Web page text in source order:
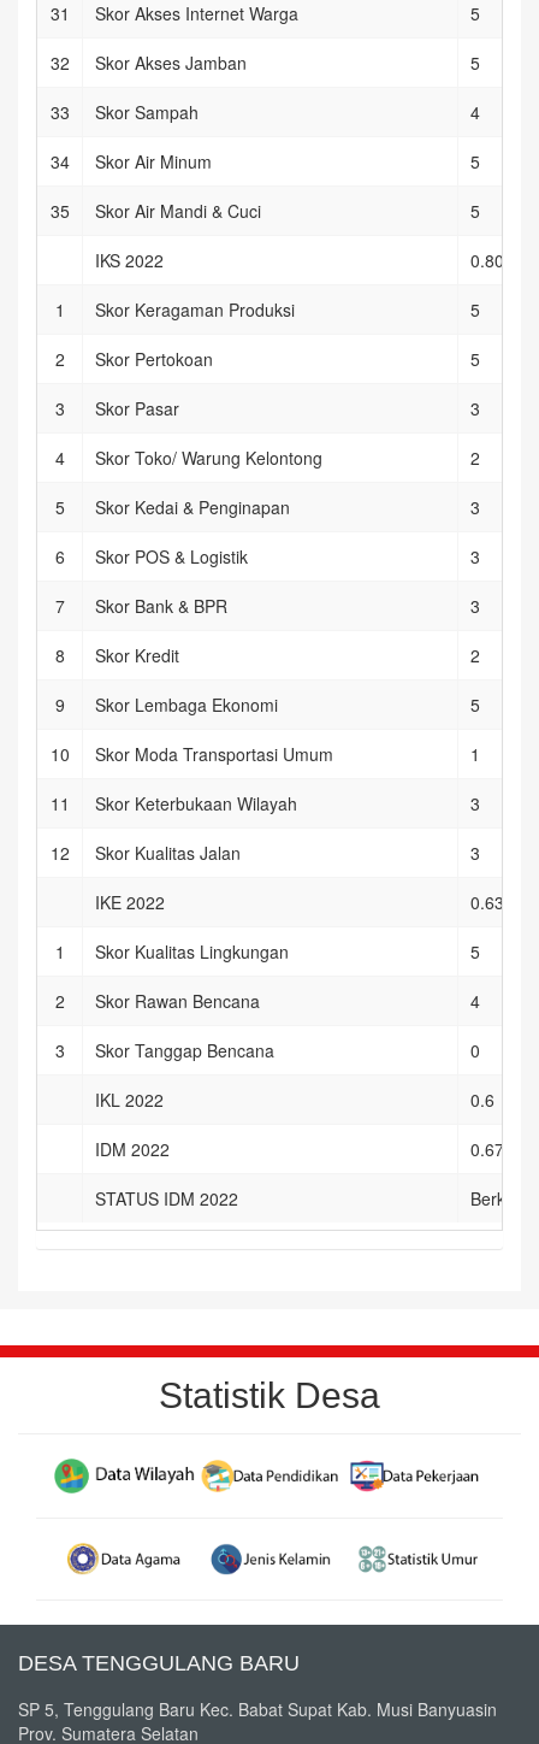
31 Skor Akses Internet Warga 5
32 Skor Akses Jamban 5
33 Skor Sampah 4
34 Skor Air Minum 5
35 Skor Air Mandi & Cuci 5
IKS 2022
1 Skor Keragaman Produksi 5
2 Skor Pertokoan 5
3 Skor Pasar 3
4 Skor Toko/ Warung Kelontong 2
5 Skor Kedai & Penginapan 3
6 Skor POS & Logistik 3
7 Skor Bank & BPR 3
8 Skor Kredit 2
9 Skor Lembaga Ekonomi 5
10 Skor Moda Transportasi Umum 1
11 Skor Keterbukaan Wilayah 3
12 Skor Kualitas Jalan 3
IKE 2022
1 Skor Kualitas Lingkungan 5
2 Skor Rawan Bencana 4
3 Skor Tanggap Bencana 0
IKL 2022 0.6
IDM 2022
STATUS IDM 2022
Statistik Desa
DESA TENGGULANG BARU
SP 5, Tenggulang Baru Kec. Babat Supat Kab. Musi Banyuasin
Prov. Sumatera Selatan